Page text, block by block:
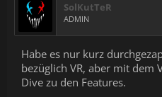
SolKutTeR
ADMIN
Habe es nur kurz
bezüglich VR, aber mit dem
Dive zu den Features.